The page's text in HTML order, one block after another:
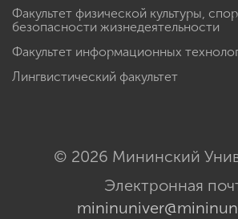
Факультет физической культуры,
безопасности жизнедеятельности
Факультет информационных
Лингвистический факультет
© 2026 Мининский
Электронная